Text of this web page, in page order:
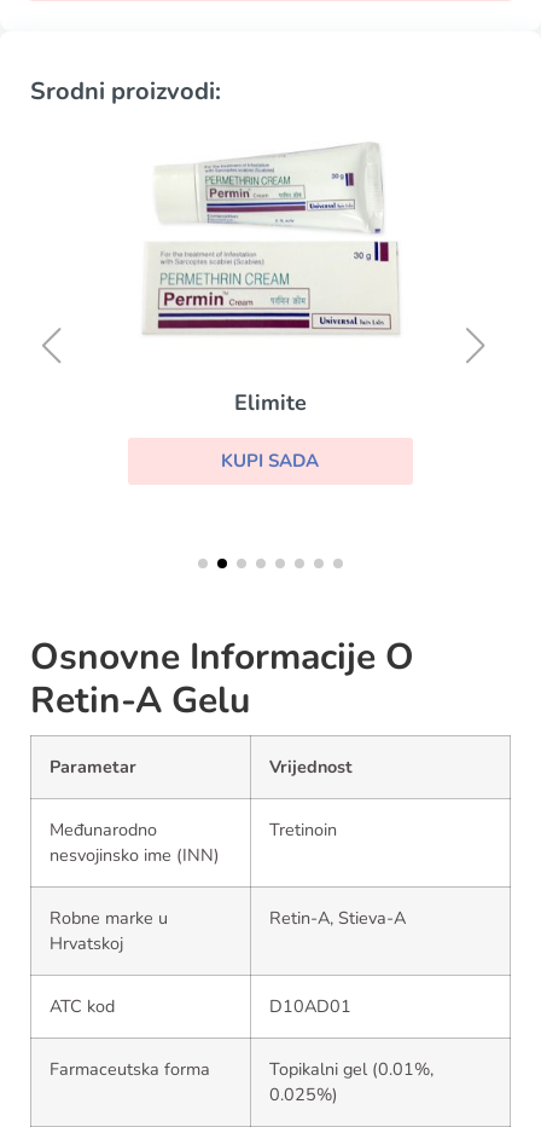
Srodni proizvodi:
Elimite
KUPI SADA
Osnovne Informacije O
Retin-A Gelu
Parametar Vrijednost
Međunarodno
nesvojinsko ime (INN)
Tretinoin
Robne marke u
Hrvatskoj
Retin-A, Stieva-A
ATC kod D10AD01
Farmaceutska forma
Topikalni gel (0.01%,
0.025%)